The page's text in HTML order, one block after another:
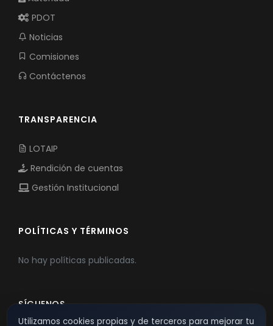
PDOT
Noticias
Comisiones
Contáctenos
TRANSPARENCIA
LOTAIP
Rendición de cuentas
Gestión Institucional
POLÍTICAS Y TÉRMINOS
No hay políticas publicadas.
SÍGUENOS
Utilizamos cookies propias y de terceros para mejorar tu